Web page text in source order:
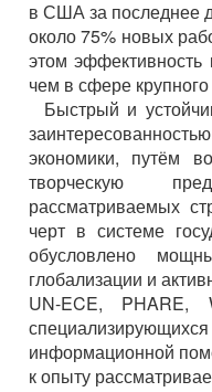
в США за последнее
около 75% новых
этом
чем в сфере
Быстрый и
экономики, путём
творческую
рассматриваемых
черт в системе
обусловлено
глобализации и
UN-ECE,
информационной
к опыту